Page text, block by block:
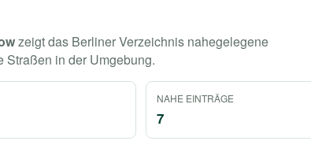
zeigt das Berliner Verzeichnis nahegelegene
Straßen in der Umgebung.
NAHE EINTRÄGE
7